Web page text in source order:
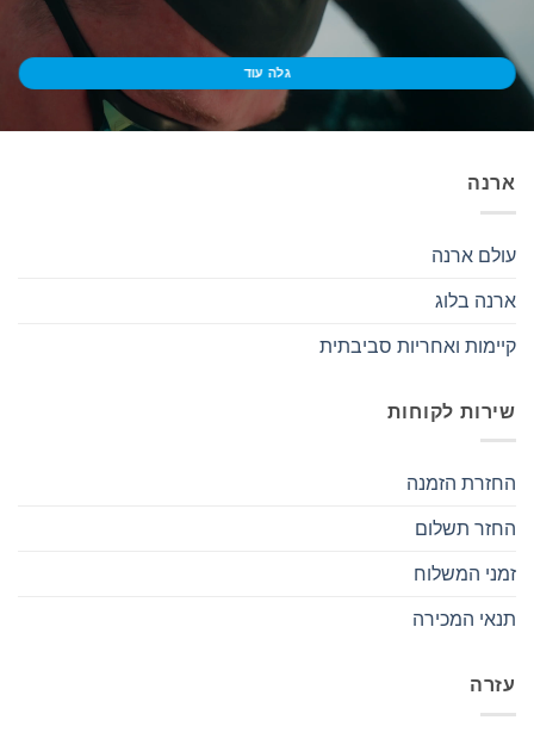
גלה עוד
ארנה
עולם ארנה
ארנה בלוג
קיימות ואחריות סביבתית
שירות לקוחות
החזרת הזמנה
החזר תשלום
זמני המשלוח
תנאי המכירה
עזרה